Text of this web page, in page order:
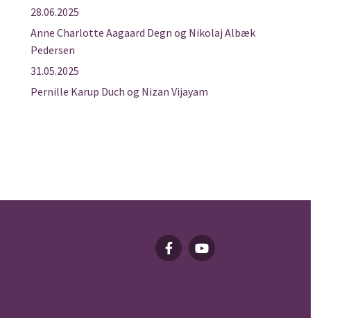
28.06.2025
Anne Charlotte Aagaard Degn og Nikolaj Albæk
Pedersen
31.05.2025
Pernille Karup Duch og Nizan Vijayam